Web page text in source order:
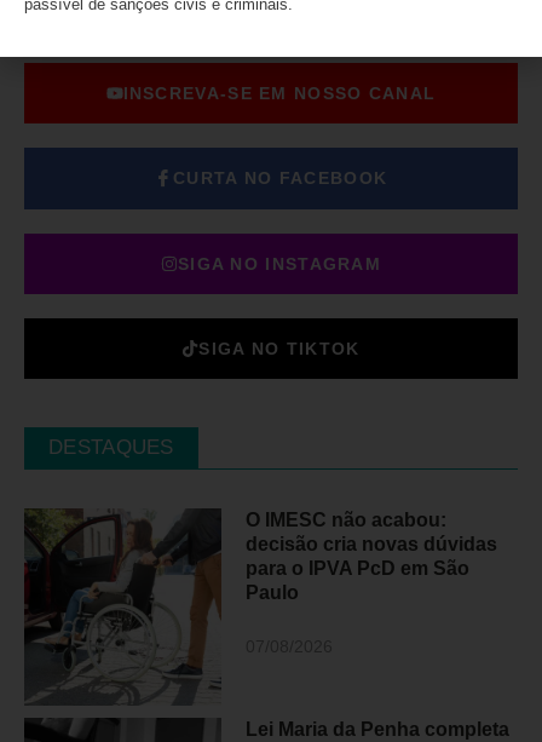
SIGA
INSCREVA-SE EM NOSSO CANAL
CURTA NO FACEBOOK
SIGA NO INSTAGRAM
SIGA NO TIKTOK
DESTAQUES
O IMESC não acabou:
decisão cria novas dúvidas
para o IPVA PcD em São
Paulo
Lei Maria da Penha completa
passível de sanções civis e criminais.